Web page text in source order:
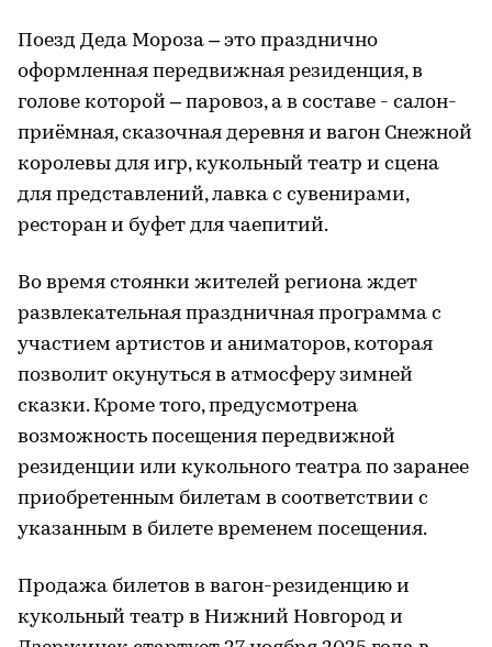
Поезд Деда Мороза – это празднично
оформленная передвижная резиденция, в
голове которой – паровоз, а в составе - салон-
приёмная, сказочная деревня и вагон Снежной
королевы для игр, кукольный театр и сцена
для представлений, лавка с сувенирами,
ресторан и буфет для чаепитий.
Во время стоянки жителей региона ждет
развлекательная праздничная программа с
участием артистов и аниматоров, которая
позволит окунуться в атмосферу зимней
сказки. Кроме того, предусмотрена
возможность посещения передвижной
резиденции или кукольного театра по заранее
приобретенным билетам в соответствии с
указанным в билете временем посещения.
Продажа билетов в вагон-резиденцию и
кукольный театр в Нижний Новгород и